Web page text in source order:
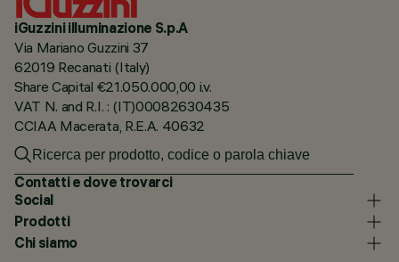
iGuzzini illuminazione S.p.A
Via Mariano Guzzini 37
62019 Recanati (Italy)
Share Capital €21.050.000,00 i.v.
VAT N. and R.I. : (IT)00082630435
CCIAA Macerata, R.E.A. 40632
Contatti e dove trovarci
Social
Prodotti
Chi siamo